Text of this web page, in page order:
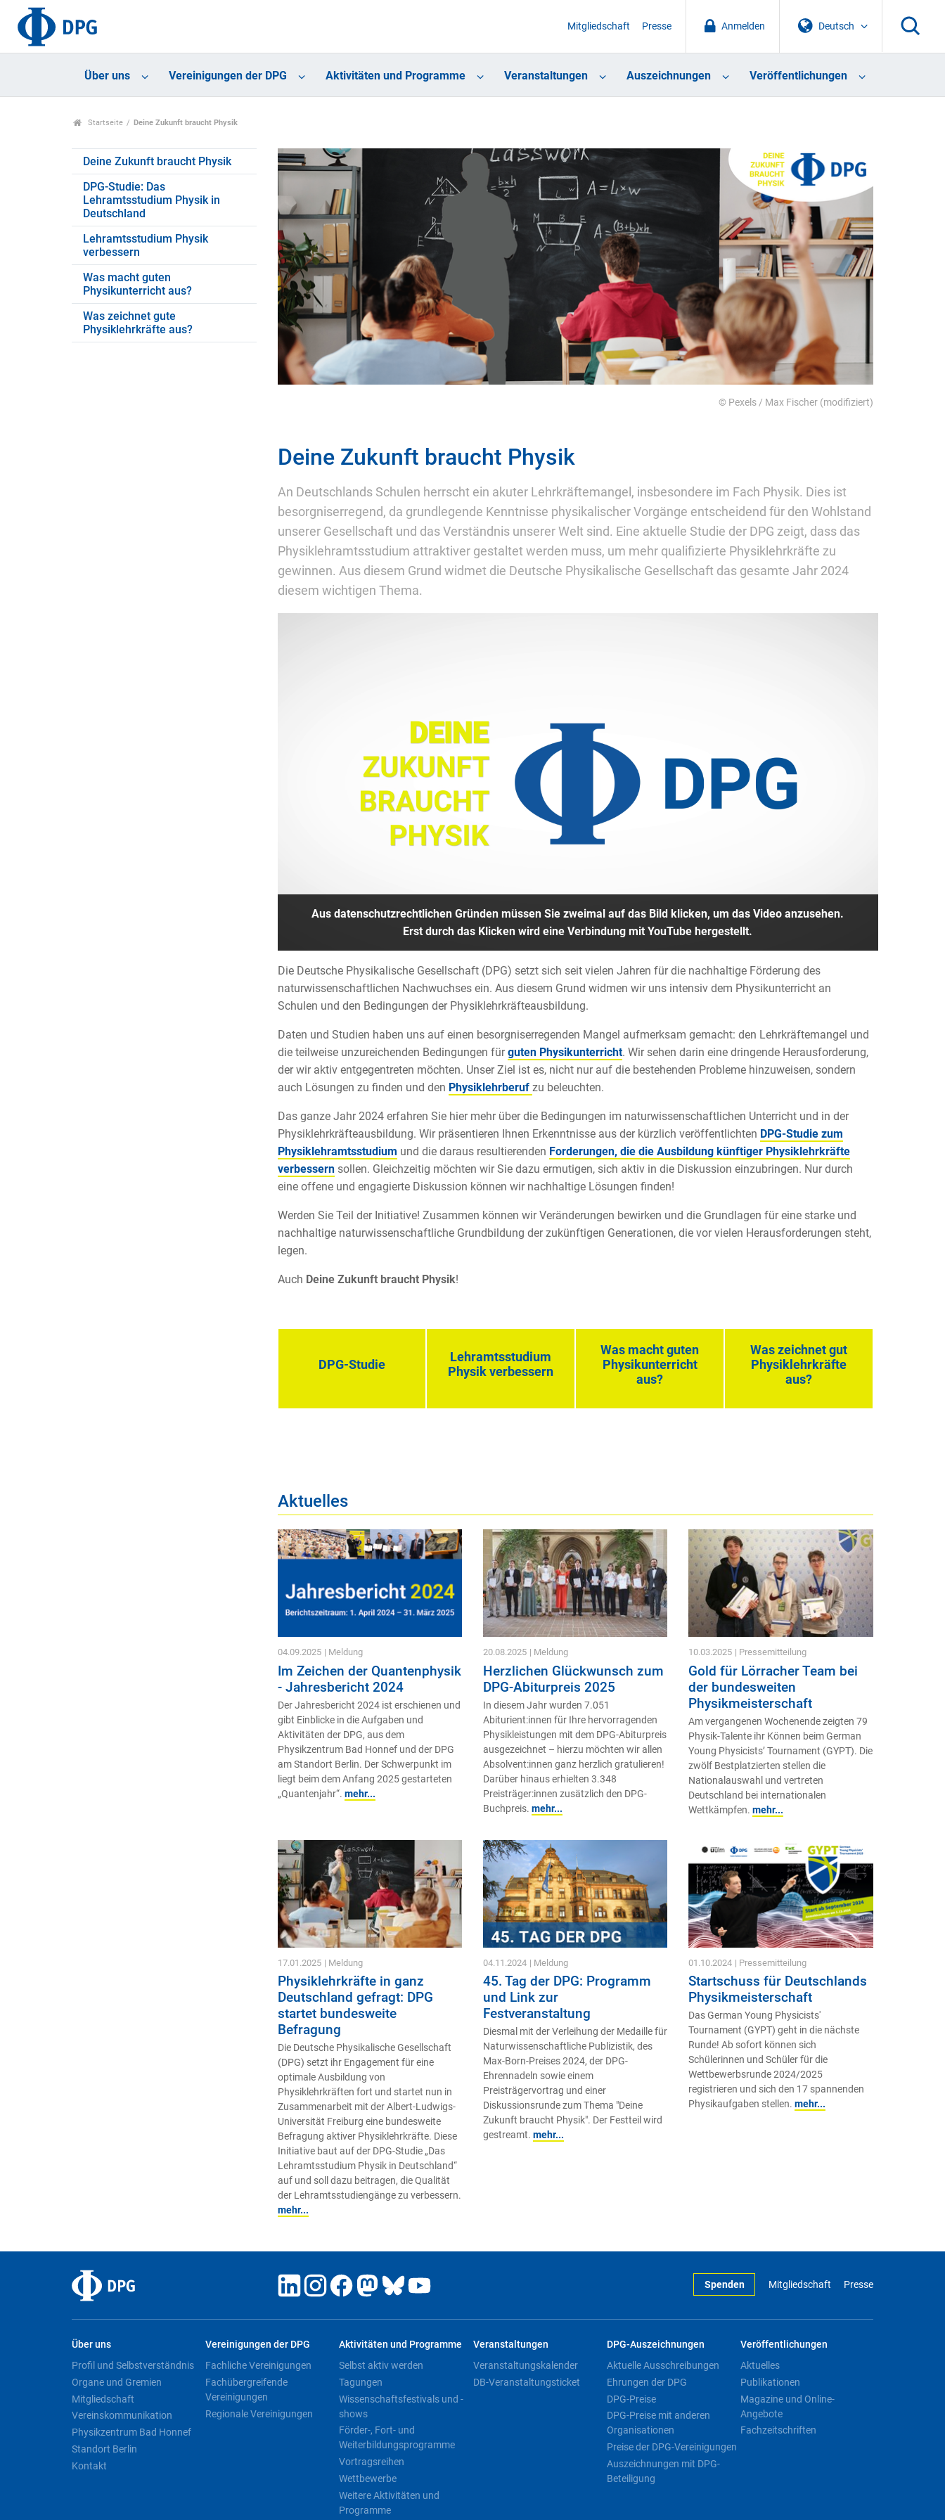
Deutsch
Anmelden
Mitgliedschaft Presse
Über uns Vereinigungen der DPG Aktivitäten und Programme Veranstaltungen Auszeichnungen Veröffentlichungen
Startseite Deine Zukunft braucht Physik
Deine Zukunft braucht Physik
DPG-Studie: Das
Lehramtsstudium Physik in
Deutschland
Lehramtsstudium Physik
verbessern
Was macht guten
Physikunterricht aus?
Was zeichnet gute
Physiklehrkräfte aus?
© Pexels / Max Fischer (modifiziert)
Deine Zukunft braucht Physik
An Deutschlands Schulen herrscht ein akuter Lehrkräftemangel, insbesondere im Fach Physik. Dies ist
besorgniserregend, da grundlegende Kenntnisse physikalischer Vorgänge entscheidend für den Wohlstand
unserer Gesellschaft und das Verständnis unserer Welt sind. Eine aktuelle Studie der DPG zeigt, dass das
Physiklehramtsstudium attraktiver gestaltet werden muss, um mehr qualifizierte Physiklehrkräfte zu
gewinnen. Aus diesem Grund widmet die Deutsche Physikalische Gesellschaft das gesamte Jahr 2024
diesem wichtigen Thema.
Aus datenschutzrechtlichen Gründen müssen Sie zweimal auf das Bild klicken, um das Video anzusehen.
Erst durch das Klicken wird eine Verbindung mit YouTube hergestellt.
Die Deutsche Physikalische Gesellschaft (DPG) setzt sich seit vielen Jahren für die nachhaltige Förderung des
naturwissenschaftlichen Nachwuchses ein. Aus diesem Grund widmen wir uns intensiv dem Physikunterricht an
Schulen und den Bedingungen der Physiklehrkräfteausbildung.
Daten und Studien haben uns auf einen besorgniserregenden Mangel aufmerksam gemacht: den Lehrkräftemangel und
die teilweise unzureichenden Bedingungen fürguten Physikunterricht. Wir sehen darin eine dringende Herausforderung,
der wir aktiv entgegentreten möchten. Unser Ziel ist es, nicht nur auf die bestehenden Probleme hinzuweisen, sondern
auch Lösungen zu finden und den Physiklehrberuf zu beleuchten.
Das ganze Jahr 2024 erfahren Sie hier mehr über die Bedingungen im naturwissenschaftlichen Unterricht und in der
Physiklehrkräfteausbildung. Wir präsentieren Ihnen Erkenntnisse aus der kürzlich veröffentlichten DPG-Studie zum
Physiklehramtsstudium und die daraus resultierenden Forderungen, die die Ausbildung künftiger Physiklehrkräfte
verbessernsollen. Gleichzeitig möchten wir Sie dazu ermutigen, sich aktiv in die Diskussion einzubringen. Nur durch
eine offene und engagierte Diskussion können wir nachhaltige Lösungen finden!
Werden Sie Teil der Initiative! Zusammen können wir Veränderungen bewirken und die Grundlagen für eine starke und
nachhaltige naturwissenschaftliche Grundbildung der zukünftigen Generationen, die vor vielen Herausforderungen steht,
legen.
Auch Deine Zukunft braucht Physik!
DPG-Studie
Lehramtsstudium
Physik verbessern
Was macht guten
Physikunterricht
aus?
Was zeichnet gut
Physiklehrkräfte
aus?
Aktuelles
04.09.2025 | Meldung
Im Zeichen der Quantenphysik
- Jahresbericht 2024
Der Jahresbericht 2024 ist erschienen und
gibt Einblicke in die Aufgaben und
Aktivitäten der DPG, aus dem
Physikzentrum Bad Honnef und der DPG
am Standort Berlin. Der Schwerpunkt im
liegt beim dem Anfang 2025 gestarteten
„Quantenjahr“. mehr...
20.08.2025 | Meldung
Herzlichen Glückwunsch zum
DPG-Abiturpreis 2025
In diesem Jahr wurden 7.051
Abiturient:innen für Ihre hervorragenden
Physikleistungen mit dem DPG-Abiturpreis
ausgezeichnet – hierzu möchten wir allen
Absolvent:innen ganz herzlich gratulieren!
Darüber hinaus erhielten 3.348
Preisträger:innen zusätzlich den DPG-
Buchpreis. mehr...
10.03.2025 | Pressemitteilung
Gold für Lörracher Team bei
der bundesweiten
Physikmeisterschaft
Am vergangenen Wochenende zeigten 79
Physik-Talente ihr Können beim German
Young Physicists’ Tournament (GYPT). Die
zwölf Bestplatzierten stellen die
Nationalauswahl und vertreten
Deutschland bei internationalen
Wettkämpfen.mehr...
17.01.2025 | Meldung
Physiklehrkräfte in ganz
Deutschland gefragt: DPG
startet bundesweite
Befragung
Die Deutsche Physikalische Gesellschaft
(DPG) setzt ihr Engagement für eine
optimale Ausbildung von
Physiklehrkräften fort und startet nun in
Zusammenarbeit mit der Albert-Ludwigs-
Universität Freiburg eine bundesweite
Befragung aktiver Physiklehrkräfte. Diese
Initiative baut auf der DPG-Studie „Das
Lehramtsstudium Physik in Deutschland“
auf und soll dazu beitragen, die Qualität
der Lehramtsstudiengänge zu verbessern.
mehr...
04.11.2024 | Meldung
45. Tag der DPG: Programm
und Link zur
Festveranstaltung
Diesmal mit der Verleihung der Medaille für
Naturwissenschaftliche Publizistik, des
Max-Born-Preises 2024, der DPG-
Ehrennadeln sowie einem
Preisträgervortrag und einer
Diskussionsrunde zum Thema "Deine
Zukunft braucht Physik". Der Festteil wird
gestreamt. mehr...
01.10.2024 | Pressemitteilung
Startschuss für Deutschlands
Physikmeisterschaft
Das German Young Physicists'
Tournament (GYPT) geht in die nächste
Runde! Ab sofort können sich
Schülerinnen und Schüler für die
Wettbewerbsrunde 2024/2025
registrieren und sich den 17 spannenden
Physikaufgaben stellen.mehr...
Spenden Mitgliedschaft Presse
Über uns
Profil und Selbstverständnis
Organe und Gremien
Mitgliedschaft
Vereinskommunikation
Physikzentrum Bad Honnef
Standort Berlin
Kontakt
Vereinigungen der DPG
Fachliche Vereinigungen
Fachübergreifende
Vereinigungen
Regionale Vereinigungen
Aktivitäten und Programme
Selbst aktiv werden
Tagungen
Wissenschaftsfestivals und -
shows
Förder-, Fort- und
Weiterbildungsprogramme
Vortragsreihen
Wettbewerbe
Weitere Aktivitäten und
Programme
Veranstaltungen
Veranstaltungskalender
DB-Veranstaltungsticket
DPG-Auszeichnungen
Aktuelle Ausschreibungen
Ehrungen der DPG
DPG-Preise
DPG-Preise mit anderen
Organisationen
Preise der DPG-Vereinigungen
Auszeichnungen mit DPG-
Beteiligung
Veröffentlichungen
Aktuelles
Publikationen
Magazine und Online-
Angebote
Fachzeitschriften